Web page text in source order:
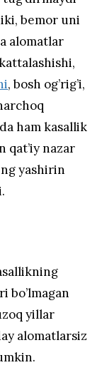
bemor uni
alomatlar
, bosh og’rig’i,
ham kasallik
qat’iy nazar
yashirin
bo’lmagan
yillar
alomatlarsiz